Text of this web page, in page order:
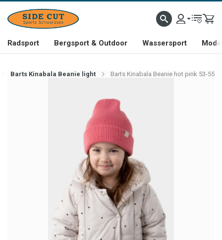
Radsport Bergsport & Outdoor Wassersport
Barts Kinabala Beanie light Barts Kinabala Beanie hot pink 53-55